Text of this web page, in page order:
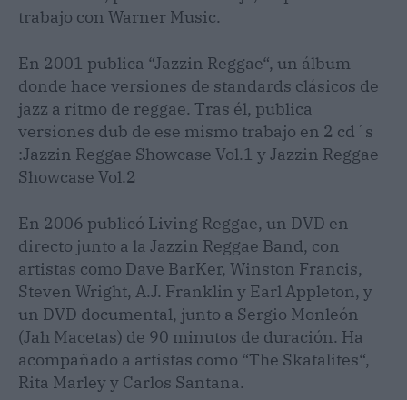
trabajo con Warner Music.
En 2001 publica “Jazzin Reggae“, un álbum
donde hace versiones de standards clásicos de
jazz a ritmo de reggae. Tras él, publica
versiones dub de ese mismo trabajo en 2 cd´s
:Jazzin Reggae Showcase Vol.1 y Jazzin Reggae
Showcase Vol.2
En 2006 publicó Living Reggae, un DVD en
directo junto a la Jazzin Reggae Band, con
artistas como Dave BarKer, Winston Francis,
Steven Wright, A.J. Franklin y Earl Appleton, y
un DVD documental, junto a Sergio Monleón
(Jah Macetas) de 90 minutos de duración. Ha
acompañado a artistas como “The Skatalites“,
Rita Marley y Carlos Santana.